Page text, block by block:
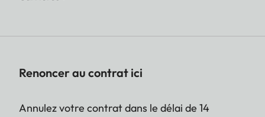
Renoncer au contrat ici
Annulez votre contrat dans le délai de 14